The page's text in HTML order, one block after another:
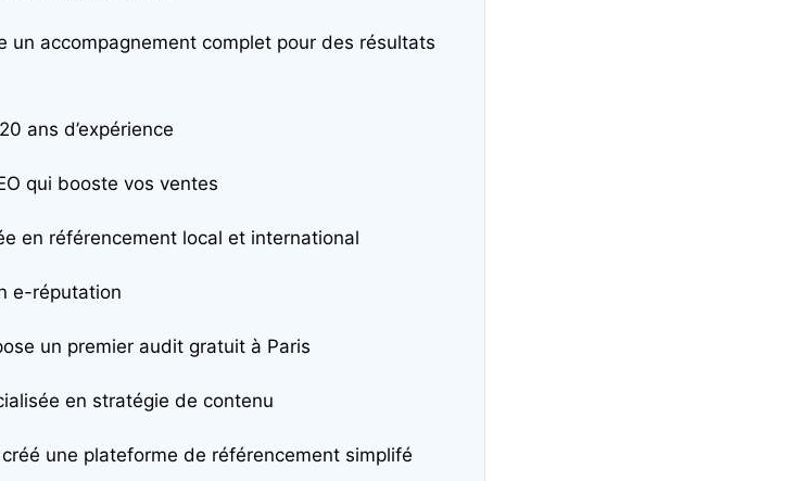
un accompagnement complet pour des résultats
ans d’expérience
qui booste vos ventes
en référencement local et international
e-réputation
un premier audit gratuit à Paris
en stratégie de contenu
créé une plateforme de référencement simplifé